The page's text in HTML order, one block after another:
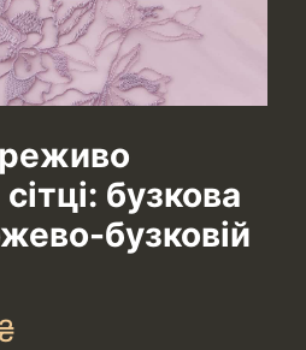
бузкова
бузковій